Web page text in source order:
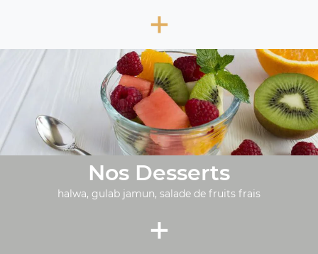
+
Nos Desserts
halwa, gulab jamun, salade de fruits frais
+